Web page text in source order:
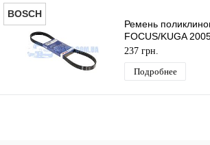
BOSCH
Ремень
FOCUS/KUGA
BOSCH
237 грн.
Подробнее